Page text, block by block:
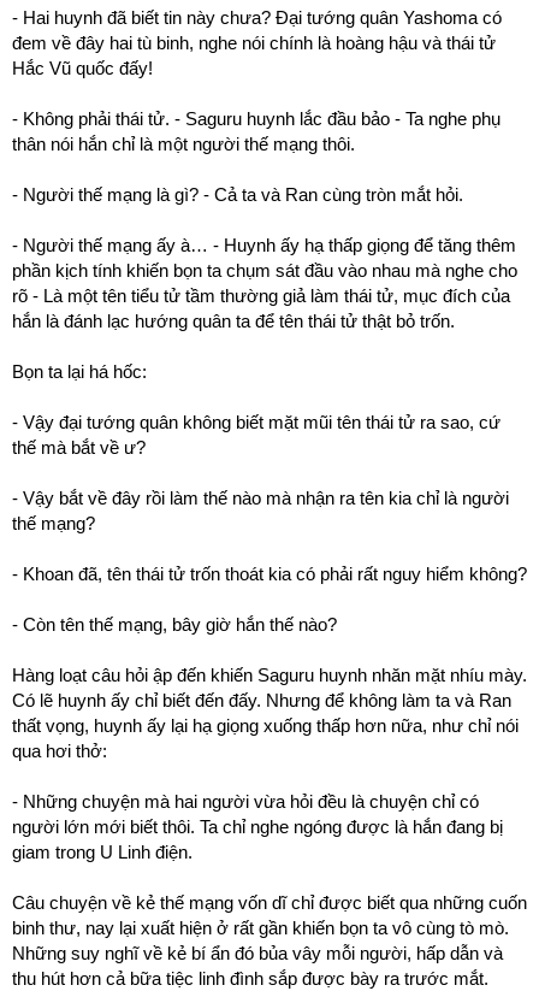
- Hai huynh đã biết tin này chưa? Đại tướng quân Yashoma có
đem về đây hai tù binh, nghe nói chính là hoàng hậu và thái tử
Hắc Vũ quốc đấy!
- Không phải thái tử. - Saguru huynh lắc đầu bảo - Ta nghe phụ
thân nói hắn chỉ là một người thế mạng thôi.
- Người thế mạng là gì? - Cả ta và Ran cùng tròn mắt hỏi.
- Người thế mạng ấy à… - Huynh ấy hạ thấp giọng để tăng thêm
phần kịch tính khiến bọn ta chụm sát đầu vào nhau mà nghe cho
rõ - Là một tên tiểu tử tầm thường giả làm thái tử, mục đích của
hắn là đánh lạc hướng quân ta để tên thái tử thật bỏ trốn.
Bọn ta lại há hốc:
- Vậy đại tướng quân không biết mặt mũi tên thái tử ra sao, cứ
thế mà bắt về ư?
- Vậy bắt về đây rồi làm thế nào mà nhận ra tên kia chỉ là người
thế mạng?
- Khoan đã, tên thái tử trốn thoát kia có phải rất nguy hiểm không?
- Còn tên thế mạng, bây giờ hắn thế nào?
Hàng loạt câu hỏi ập đến khiến Saguru huynh nhăn mặt nhíu mày.
Có lẽ huynh ấy chỉ biết đến đấy. Nhưng để không làm ta và Ran
thất vọng, huynh ấy lại hạ giọng xuống thấp hơn nữa, như chỉ nói
qua hơi thở:
- Những chuyện mà hai người vừa hỏi đều là chuyện chỉ có
người lớn mới biết thôi. Ta chỉ nghe ngóng được là hắn đang bị
giam trong U Linh điện.
Câu chuyện về kẻ thế mạng vốn dĩ chỉ được biết qua những cuốn
binh thư, nay lại xuất hiện ở rất gần khiến bọn ta vô cùng tò mò.
Những suy nghĩ về kẻ bí ẩn đó bủa vây mỗi người, hấp dẫn và
thu hút hơn cả bữa tiệc linh đình sắp được bày ra trước mắt.